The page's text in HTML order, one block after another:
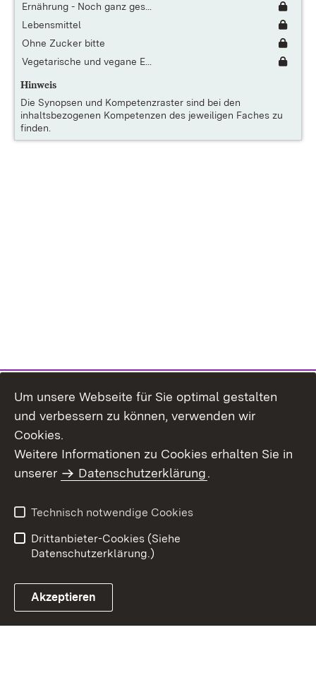
Ernährung - Noch ganz ges...
Lebensmittel
Ohne Zucker bitte
Vegetarische und vegane E...
Hinweis
Die Synopsen und Kompetenzraster sind bei den
inhaltsbezogenen Kompetenzen des jeweiligen Faches zu
finden.
Um unsere Webseite für Sie optimal gestalten
und verbessern zu können, verwenden wir
Cookies.
Weitere Informationen zu Cookies erhalten Sie in
unserer
Datenschutzerklärung.
Technisch notwendige Cookies
Drittanbieter-Cookies (Siehe
Datenschutzerklärung.)
Akzeptieren